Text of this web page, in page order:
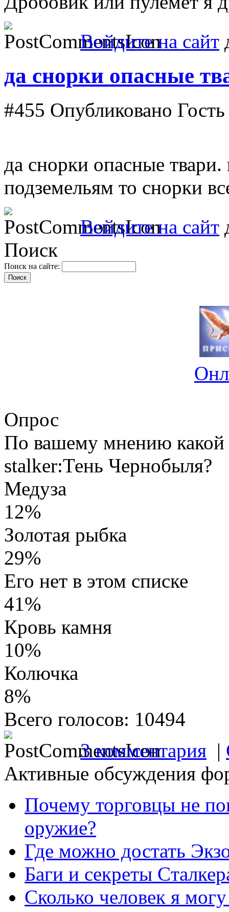
Войдите на сайт
да снорки опасные
#455 Опубликовано
да снорки опасные
подземельям то снорки
Войдите на сайт
Поиск
Поиск на сайте:
Опрос
По вашему мнению
stalker:Тень Чернобыля?
Медуза
12%
Золотая рыбка
29%
Его нет в этом списке
41%
Кровь камня
10%
Колючка
8%
Всего голосов: 10494
3 комментария |
Активные обсуждения
Почему торговцы не
оружие?
Где можно достать
Баги и секреты
Сколько человек я